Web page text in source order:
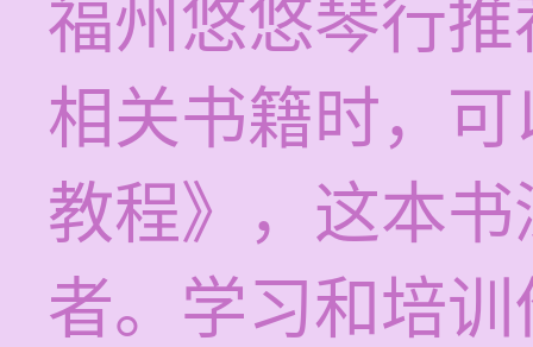
福州悠悠琴行
相关书籍时，
教程》，这本
者。学习和培